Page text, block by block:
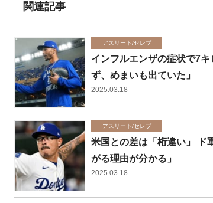
関連記事
アスリート/セレブ
インフルエンザの症状で7
ず、めまいも出ていた」
2025.03.18
アスリート/セレブ
米国との差は「桁違い」 ド
がる理由が分かる」
2025.03.18